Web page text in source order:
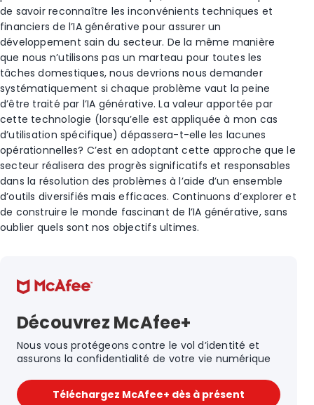
de savoir reconnaître les inconvénients techniques et
financiers de l’IA générative pour assurer un
développement sain du secteur. De la même manière
que nous n’utilisons pas un marteau pour toutes les
tâches domestiques, nous devrions nous demander
systématiquement si chaque problème vaut la peine
d’être traité par l’IA générative. La valeur apportée par
cette technologie (lorsqu’elle est appliquée à mon cas
d’utilisation spécifique) dépassera-t-elle les lacunes
opérationnelles? C’est en adoptant cette approche que le
secteur réalisera des progrès significatifs et responsables
dans la résolution des problèmes à l’aide d’un ensemble
d’outils diversifiés mais efficaces. Continuons d’explorer et
de construire le monde fascinant de l’IA générative, sans
oublier quels sont nos objectifs ultimes.
Découvrez McAfee+
Nous vous protégeons contre le vol d’identité et
assurons la confidentialité de votre vie numérique
Téléchargez McAfee+ dès à présent